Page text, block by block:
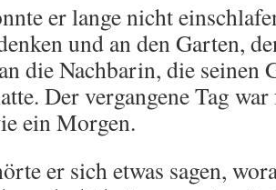
er lange nicht
und an den Garten,
die Nachbarin, die seinen
Der vergangene Tag
ein Morgen.
er sich etwas sagen,